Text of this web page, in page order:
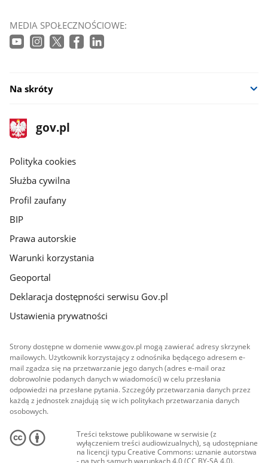
MEDIA SPOŁECZNOŚCIOWE:
Na skróty
stopka
gov.pl
Strona
gov.pl
gov.pl
Polityka cookies
Służba cywilna
Profil zaufany
BIP
Prawa autorskie
Warunki korzystania
Geoportal
Deklaracja dostępności serwisu Gov.pl
Ustawienia prywatności
Strony dostępne w domenie www.gov.pl mogą zawierać adresy skrzynek
mailowych. Użytkownik korzystający z odnośnika będącego adresem e-
mail zgadza się na przetwarzanie jego danych (adres e-mail oraz
dobrowolnie podanych danych w wiadomości) w celu przesłania
odpowiedzi na przesłane pytania. Szczegóły przetwarzania danych przez
każdą z jednostek znajdują się w ich politykach przetwarzania danych
osobowych.
Treści tekstowe publikowane w serwisie (z
wyłączeniem treści audiowizualnych), są udostępniane
na licencji typu Creative Commons: uznanie autorstwa